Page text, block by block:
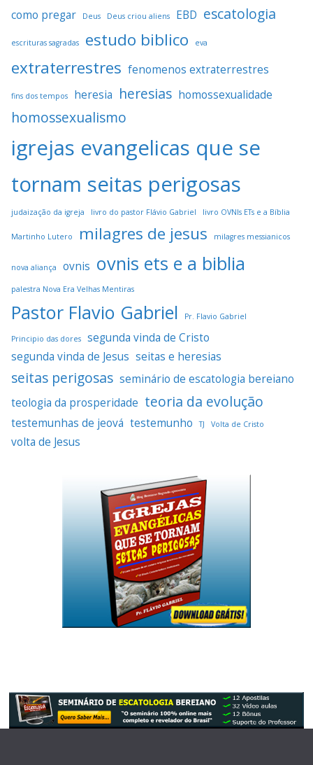
como pregar
Deus Deus criou aliens EBD escatologia
escrituras sagradas estudo biblico eva
extraterrestres fenomenos extraterrestres
fins dos tempos heresia heresias homossexualidade
homossexualismo
igrejas evangelicas que se
tornam seitas perigosas
judaização da igreja livro do pastor Flávio Gabriel livro OVNIs ETs e a Bíblia
Martinho Lutero milagres de jesus milagres messianicos
nova aliança ovnis ovnis ets e a biblia
palestra Nova Era Velhas Mentiras
Pastor Flavio Gabriel Pr. Flavio Gabriel
Principio das dores
segunda vinda de Cristo
segunda vinda de Jesus seitas e heresias
seitas perigosas seminário de escatologia bereiano
teologia da prosperidade teoria da evolução
testemunhas de jeová testemunho TJ Volta de Cristo
volta de Jesus